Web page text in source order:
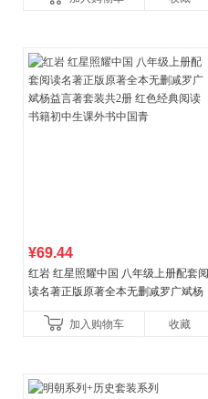
¥69.44
红岩 红星照耀中国 八年级上册配套阅
读名著正版原著全本无删减罗广斌杨
初中生课外书中国青
加入购物车 收藏